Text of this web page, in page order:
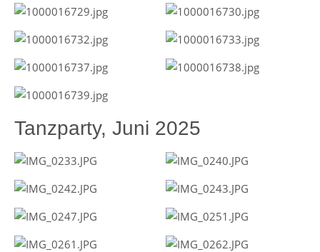
Tanzparty, Juni 2025